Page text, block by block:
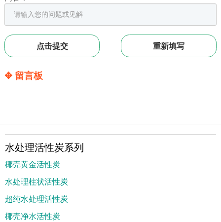
✥ 留言板
水处理活性炭系列
椰壳黄金活性炭
水处理柱状活性炭
超纯水处理活性炭
椰壳净水活性炭